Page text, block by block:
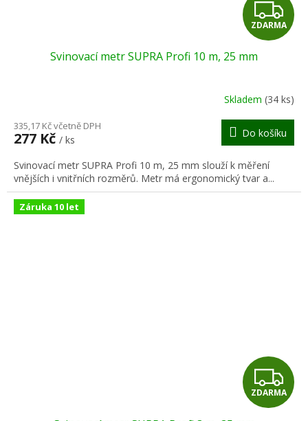
Z
D
R
M
A
ZDARMA
Svinovací metr SUPRA Profi 10 m, 25 mm
Skladem (34 ks)
335,17 Kč včetně DPH
277 Kč / ks
Do košíku
Svinovací metr SUPRA Profi 10 m, 25 mm slouží k měření
vnějších i vnitřních rozměrů. Metr má ergonomický tvar a...
Záruka 10 let
Z
D
ZDARMA